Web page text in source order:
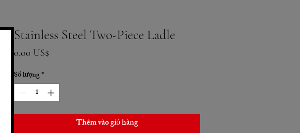
Stainless Steel Two-Piece Ladle
0,00 US$
Số lượng*
Thêm vào giỏ hàng